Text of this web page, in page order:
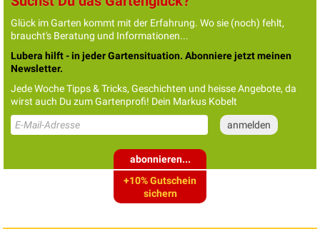
Glück im Garten kommt mit der Erfahrung. Wo sie (noch) fehlt,
braucht's Beratung und Informationen...
Lubera hilft - in jeder Gartensituation. Abonniere jetzt meinen
Newsletter.
Jede Woche Tipps & Tricks, Geschichten und heisse Angebote, da
wirst auch Du zum Gartenprofi! Dein Markus Kobelt
abonnieren...
+10% Gutschein
sichern